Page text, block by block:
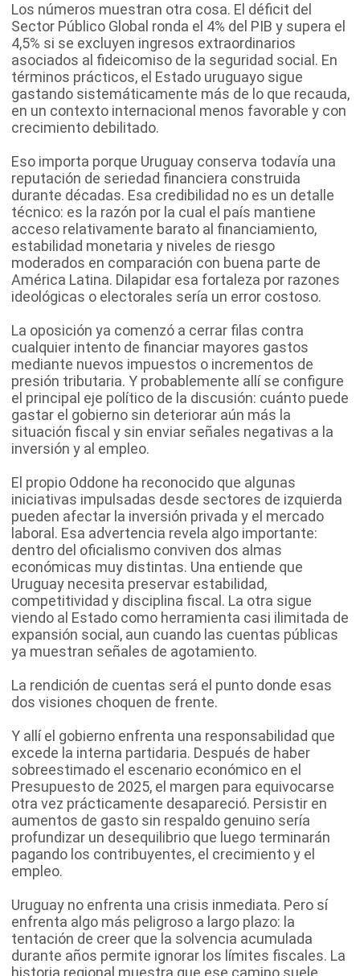
Los números muestran otra cosa. El déficit del
Sector Público Global ronda el 4% del PIB y supera el
4,5% si se excluyen ingresos extraordinarios
asociados al fideicomiso de la seguridad social. En
términos prácticos, el Estado uruguayo sigue
gastando sistemáticamente más de lo que recauda,
en un contexto internacional menos favorable y con
crecimiento debilitado.
Eso importa porque Uruguay conserva todavía una
reputación de seriedad financiera construida
durante décadas. Esa credibilidad no es un detalle
técnico: es la razón por la cual el país mantiene
acceso relativamente barato al financiamiento,
estabilidad monetaria y niveles de riesgo
moderados en comparación con buena parte de
América Latina. Dilapidar esa fortaleza por razones
ideológicas o electorales sería un error costoso.
La oposición ya comenzó a cerrar filas contra
cualquier intento de financiar mayores gastos
mediante nuevos impuestos o incrementos de
presión tributaria. Y probablemente allí se configure
el principal eje político de la discusión: cuánto puede
gastar el gobierno sin deteriorar aún más la
situación fiscal y sin enviar señales negativas a la
inversión y al empleo.
El propio Oddone ha reconocido que algunas
iniciativas impulsadas desde sectores de izquierda
pueden afectar la inversión privada y el mercado
laboral. Esa advertencia revela algo importante:
dentro del oficialismo conviven dos almas
económicas muy distintas. Una entiende que
Uruguay necesita preservar estabilidad,
competitividad y disciplina fiscal. La otra sigue
viendo al Estado como herramienta casi ilimitada de
expansión social, aun cuando las cuentas públicas
ya muestran señales de agotamiento.
La rendición de cuentas será el punto donde esas
dos visiones choquen de frente.
Y allí el gobierno enfrenta una responsabilidad que
excede la interna partidaria. Después de haber
sobreestimado el escenario económico en el
Presupuesto de 2025, el margen para equivocarse
otra vez prácticamente desapareció. Persistir en
aumentos de gasto sin respaldo genuino sería
profundizar un desequilibrio que luego terminarán
pagando los contribuyentes, el crecimiento y el
empleo.
Uruguay no enfrenta una crisis inmediata. Pero sí
enfrenta algo más peligroso a largo plazo: la
tentación de creer que la solvencia acumulada
durante años permite ignorar los límites fiscales. La
historia regional muestra que ese camino suele